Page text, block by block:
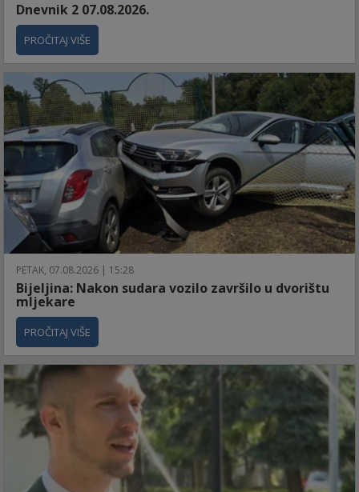
Dnevnik 2 07.08.2026.
PROČITAJ VIŠE
PETAK, 07.08.2026 | 15:28
Bijeljina: Nakon sudara vozilo završilo u dvorištu
mljekare
PROČITAJ VIŠE